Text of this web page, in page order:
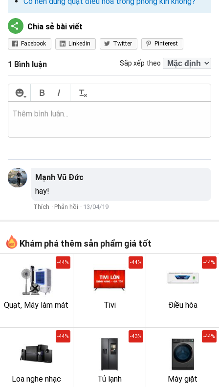
Chia sẻ bài viết
Facebook Linkedin Twitter Pinterest
1 Bình luận Sắp xếp theo
Mạnh Vũ Đức
hay!
Thích · Phản hồi · 13/04/19
Khám phá thêm sản phẩm giá tốt
Quạt, Máy làm mát
-44%
Tivi
-44%
Điều hòa
-44%
Loa nghe nhạc
-44%
Tủ lạnh
-43%
Máy giặt
-44%